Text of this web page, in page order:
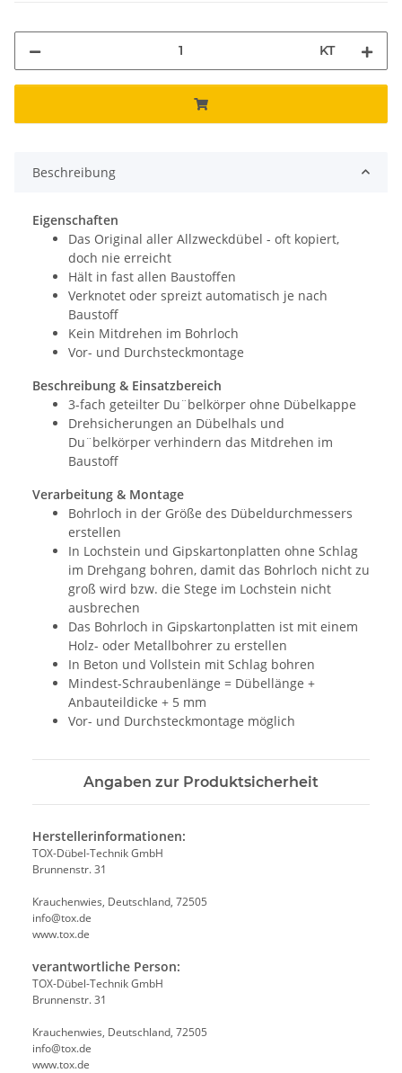
KT
Beschreibung
Eigenschaften
Das Original aller Allzweckdübel - oft kopiert,
doch nie erreicht
Hält in fast allen Baustoffen
Verknotet oder spreizt automatisch je nach
Baustoff
Kein Mitdrehen im Bohrloch
Vor- und Durchsteckmontage
Beschreibung & Einsatzbereich
3-fach geteilter Du¨belkörper ohne Dübelkappe
Drehsicherungen an Dübelhals und
Du¨belkörper verhindern das Mitdrehen im
Baustoff
Verarbeitung & Montage
Bohrloch in der Größe des Dübeldurchmessers
erstellen
In Lochstein und Gipskartonplatten ohne Schlag
im Drehgang bohren, damit das Bohrloch nicht zu
groß wird bzw. die Stege im Lochstein nicht
ausbrechen
Das Bohrloch in Gipskartonplatten ist mit einem
Holz- oder Metallbohrer zu erstellen
In Beton und Vollstein mit Schlag bohren
Mindest-Schraubenlänge = Dübellänge +
Anbauteildicke + 5 mm
Vor- und Durchsteckmontage möglich
Angaben zur Produktsicherheit
Herstellerinformationen:
TOX-Dübel-Technik GmbH
Brunnenstr. 31
Krauchenwies, Deutschland, 72505
info@tox.de
www.tox.de
verantwortliche Person:
TOX-Dübel-Technik GmbH
Brunnenstr. 31
Krauchenwies, Deutschland, 72505
info@tox.de
www.tox.de